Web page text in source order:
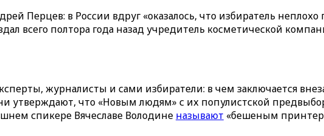
Перцев: в России вдруг «оказалось, что избиратель неплохо
всего полтора года назад учредитель косметической
журналисты и сами избиратели: в чем заключается
утверждают, что «Новым людям» с их популистской
спикере Вячеславе Володине называют «бешеным